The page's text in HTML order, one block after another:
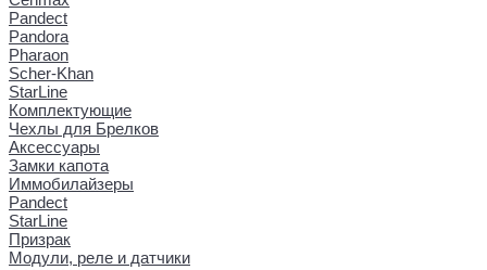
Pandect
Pandora
Pharaon
Scher-Khan
StarLine
Комплектующие
Чехлы для Брелков
Аксессуары
Замки капота
Иммобилайзеры
Pandect
StarLine
Призрак
Модули, реле и датчики